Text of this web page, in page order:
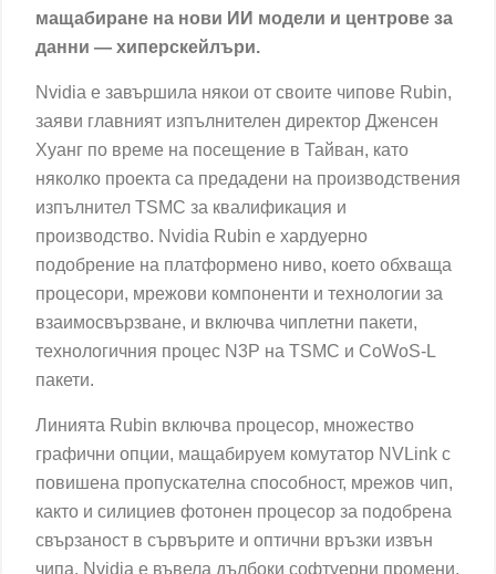
мащабиране на нови ИИ модели и центрове за
данни — хиперскейлъри.
Nvidia е завършила някои от своите чипове Rubin,
заяви главният изпълнителен директор Дженсен
Хуанг по време на посещение в Тайван, като
няколко проекта са предадени на производствения
изпълнител TSMC за квалификация и
производство. Nvidia Rubin е хардуерно
подобрение на платформено ниво, което обхваща
процесори, мрежови компоненти и технологии за
взаимосвързване, и включва чиплетни пакети,
технологичния процес N3P на TSMC и CoWoS-L
пакети.
Линията Rubin включва процесор, множество
графични опции, мащабируем комутатор NVLink с
повишена пропускателна способност, мрежов чип,
както и силициев фотонен процесор за подобрена
свързаност в сървърите и оптични връзки извън
чипа. Nvidia е въвела дълбоки софтуерни промени,